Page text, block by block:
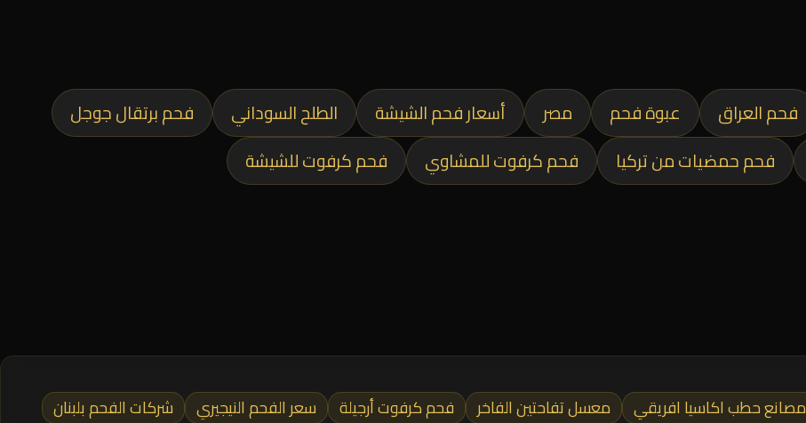
فحم العراق عبوة فحم مصر أسعار فحم الشيشة الطلح السوداني
فحم برتقال جوجل
فحم حمضيات من تركيا فحم كرفوت للمشاوي فحم كرفوت للشيشة
مصانع حطب اكاسيا افريقي معسل تفاحتين الفاخر فحم كرفوت أرجيلة سعر الفحم النيجيري
شركات الفحم بلبنان